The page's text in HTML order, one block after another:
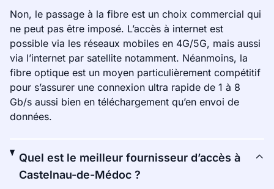
Non, le passage à la fibre est un choix commercial qui
ne peut pas être imposé. L’accès à internet est
possible via les réseaux mobiles en 4G/5G, mais aussi
via l’internet par satellite notamment. Néanmoins, la
fibre optique est un moyen particulièrement compétitif
pour s’assurer une connexion ultra rapide de 1 à 8
Gb/s aussi bien en téléchargement qu’en envoi de
données.
Quel est le meilleur fournisseur d’accès à
Castelnau-de-Médoc ?